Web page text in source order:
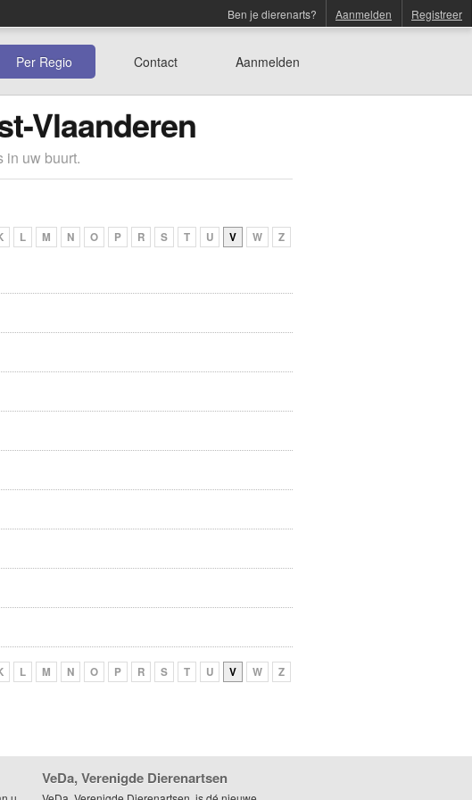
Aanmelden Registreer
Ben je dierenarts?
Per Regio Contact Aanmelden
Vlaanderen
in uw buurt.
L M N O P R S T U V W Z
L M N O P R S T U V W Z
VeDa, Verenigde Dierenartsen